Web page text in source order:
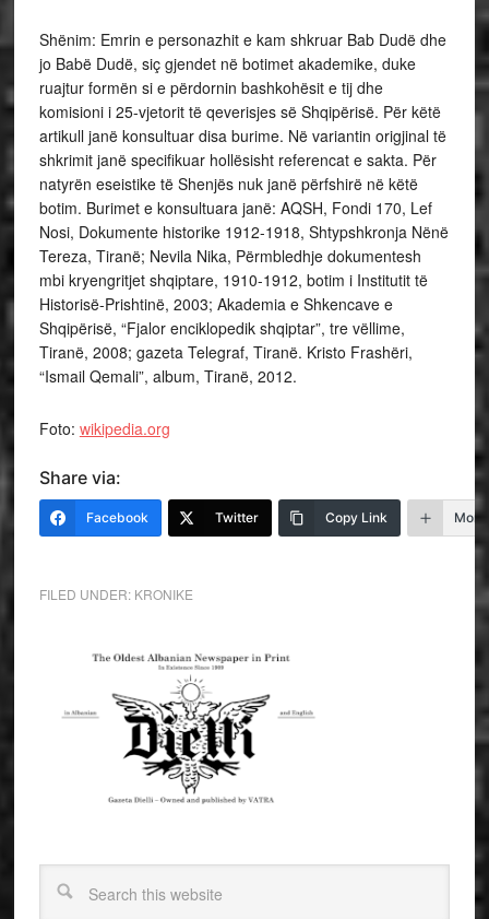
Shënim: Emrin e personazhit e kam shkruar Bab Dudë dhe
jo Babë Dudë, siç gjendet në botimet akademike, duke
ruajtur formën si e përdornin bashkohësit e tij dhe
komisioni i 25-vjetorit të qeverisjes së Shqipërisë. Për këtë
artikull janë konsultuar disa burime. Në variantin origjinal të
shkrimit janë specifikuar hollësisht referencat e sakta. Për
natyrën eseistike të Shenjës nuk janë përfshirë në këtë
botim. Burimet e konsultuara janë: AQSH, Fondi 170, Lef
Nosi, Dokumente historike 1912-1918, Shtypshkronja Nënë
Tereza, Tiranë; Nevila Nika, Përmbledhje dokumentesh
mbi kryengritjet shqiptare, 1910-1912, botim i Institutit të
Historisë-Prishtinë, 2003; Akademia e Shkencave e
Shqipërisë, “Fjalor enciklopedik shqiptar”, tre vëllime,
Tiranë, 2008; gazeta Telegraf, Tiranë. Kristo Frashëri,
“Ismail Qemali”, album, Tiranë, 2012.
Foto: wikipedia.org
Share via:
Facebook Twitter Copy Link More
FILED UNDER: KRONIKE